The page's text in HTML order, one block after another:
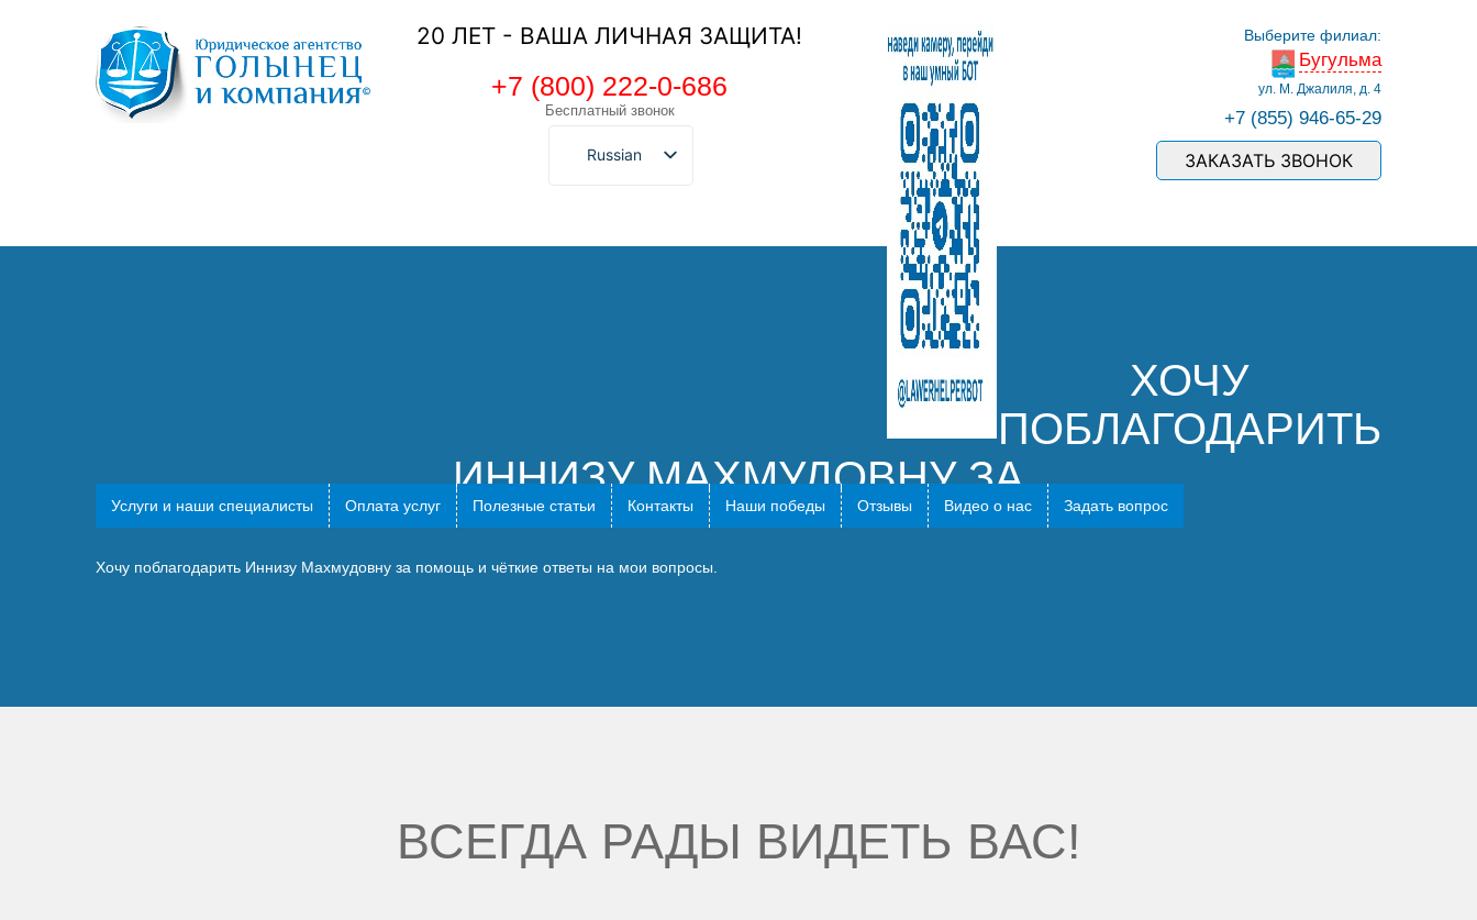
20 ЛЕТ - ВАША ЛИЧНАЯ ЗАЩИТА!
+7 (800) 222-0-686
Бесплатный звонок
Russian
Выберите филиал:
Бугульма
ул. М. Джалиля, д. 4
+7 (855) 946-65-29
ЗАКАЗАТЬ ЗВОНОК
Услуги и наши специалисты Оплата услуг Полезные статьи Контакты Наши победы Отзывы Видео о нас Задать вопрос
ХОЧУ
ПОБЛАГОДАРИТЬ
ИННИЗУ МАХМУДОВНУ ЗА
Хочу поблагодарить Иннизу Махмудовну за помощь и чёткие ответы на мои вопросы.
ВСЕГДА РАДЫ ВИДЕТЬ ВАС!